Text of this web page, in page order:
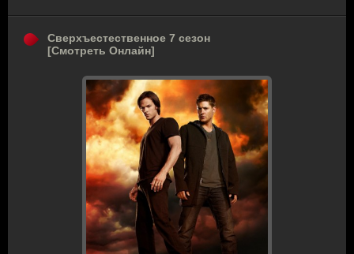
Сверхъестественное 7 сезон
[Смотреть Онлайн]